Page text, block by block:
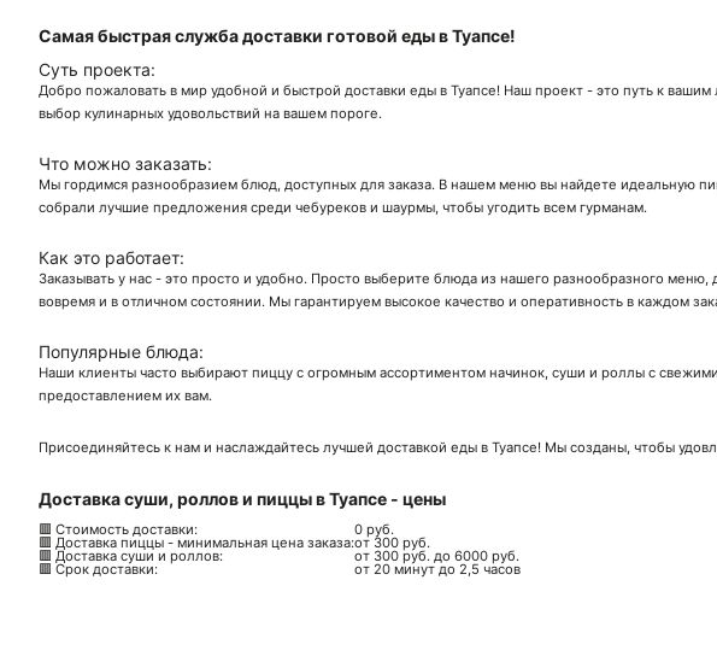
Самая быстрая служба доставки готовой еды в Туапсе!
Суть проекта:
Добро пожаловать в мир удобной и быстрой доставки еды в Туапсе! Наш проект - это путь к
выбор кулинарных удовольствий на вашем пороге.
Что можно заказать:
Мы гордимся разнообразием блюд, доступных для заказа. В нашем меню вы найдете идеальную
собрали лучшие предложения среди чебуреков и шаурмы, чтобы угодить всем гурманам.
Как это работает:
Заказывать у нас - это просто и удобно. Просто выберите блюда из нашего разнообразного
вовремя и в отличном состоянии. Мы гарантируем высокое качество и оперативность в каждом
Популярные блюда:
Наши клиенты часто выбирают пиццу с огромным ассортиментом начинок, суши и роллы с
предоставлением их вам.
Присоединяйтесь к нам и наслаждайтесь лучшей доставкой еды в Туапсе! Мы созданы, чтобы
Доставка суши, роллов и пиццы в Туапсе - цены
🟥 Стоимость доставки: 0 руб.
🟥 Доставка пиццы - минимальная цена заказа:от 300 руб.
🟥 Доставка суши и роллов: от 300 руб. до 6000 руб.
🟥 Срок доставки: от 20 минут до 2,5 часов